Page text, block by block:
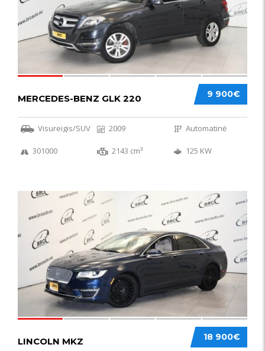
9 900€
MERCEDES-BENZ GLK 220
Visureigis/SUV 2009 Automatinė
301000 2143 cm³ 125 KW
18 900€
LINCOLN MKZ